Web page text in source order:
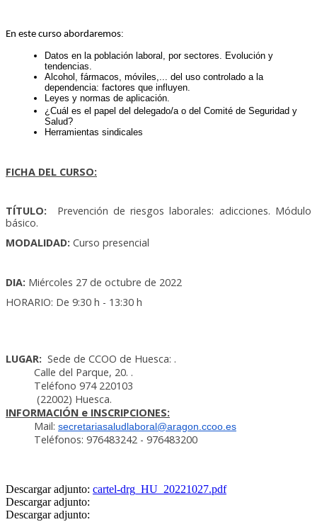
En este curso abordaremos:
Datos en la población laboral, por sectores. Evolución y
tendencias.
Alcohol, fármacos, móviles,... del uso controlado a la
dependencia: factores que influyen.
Leyes y normas de aplicación.
¿Cuál es el papel del delegado/a o del Comité de Seguridad y
Salud?
Herramientas sindicales
FICHA DEL CURSO:
TÍTULO: Prevención de riesgos laborales: adicciones. Módulo
básico.
MODALIDAD: Curso presencial
DIA: Miércoles 27 de octubre de 2022
HORARIO: De 9:30 h - 13:30 h
LUGAR: Sede de CCOO de Huesca: .
Calle del Parque, 20. .
Teléfono 974 220103
(22002) Huesca.
INFORMACIÓN e INSCRIPCIONES:
Mail: secretariasaludlaboral@aragon.ccoo.es
Teléfonos: 976483242 - 976483200
Descargar adjunto: cartel-drg_HU_20221027.pdf
Descargar adjunto:
Descargar adjunto: